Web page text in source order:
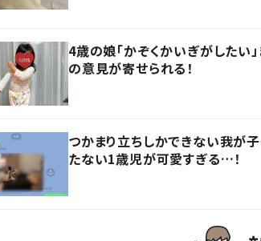
4歳の娘「かぞくかいぎがしたい
の意見が寄せられる！
つかまり立ちしかできない我が
たない1歳児が可愛すぎる…！